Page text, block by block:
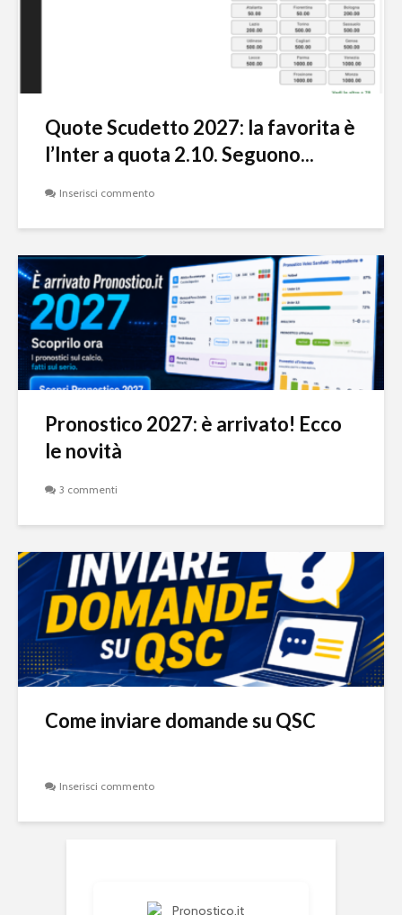
Quote Scudetto 2027: la favorita è
l’Inter a quota 2.10. Seguono...
Inserisci commento
Pronostico 2027: è arrivato! Ecco
le novità
3 commenti
Come inviare domande su QSC
Inserisci commento